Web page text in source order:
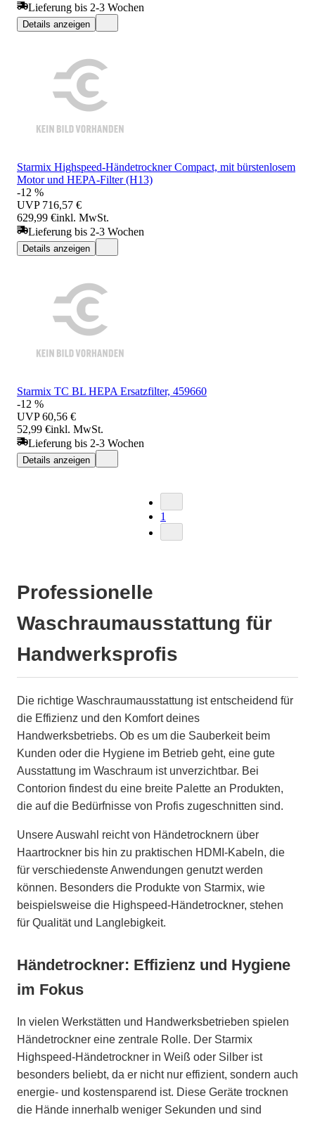
Lieferung bis 2-3 Wochen
Details anzeigen
Starmix Highspeed-Händetrockner Compact, mit bürstenlosem
Motor und HEPA-Filter (H13)
-12 %
UVP 716,57 €
629,99 €inkl. MwSt.
Lieferung bis 2-3 Wochen
Details anzeigen
Starmix TC BL HEPA Ersatzfilter, 459660
-12 %
UVP 60,56 €
52,99 €inkl. MwSt.
Lieferung bis 2-3 Wochen
Details anzeigen
1
Professionelle
Waschraumausstattung für
Handwerksprofis
Die richtige Waschraumausstattung ist entscheidend für
die Effizienz und den Komfort deines
Handwerksbetriebs. Ob es um die Sauberkeit beim
Kunden oder die Hygiene im Betrieb geht, eine gute
Ausstattung im Waschraum ist unverzichtbar. Bei
Contorion findest du eine breite Palette an Produkten,
die auf die Bedürfnisse von Profis zugeschnitten sind.
Unsere Auswahl reicht von Händetrocknern über
Haartrockner bis hin zu praktischen HDMI-Kabeln, die
für verschiedenste Anwendungen genutzt werden
können. Besonders die Produkte von Starmix, wie
beispielsweise die Highspeed-Händetrockner, stehen
für Qualität und Langlebigkeit.
Händetrockner: Effizienz und Hygiene
im Fokus
In vielen Werkstätten und Handwerksbetrieben spielen
Händetrockner eine zentrale Rolle. Der Starmix
Highspeed-Händetrockner in Weiß oder Silber ist
besonders beliebt, da er nicht nur effizient, sondern auch
energie- und kostensparend ist. Diese Geräte trocknen
die Hände innerhalb weniger Sekunden und sind